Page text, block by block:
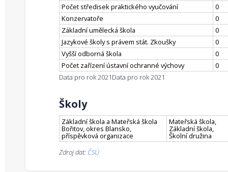
Počet středisek praktického vyučování
0
Konzervatoře
0
Základní umělecká škola
0
Jazykové školy s právem stát. Zkoušky
0
Vyšší odborná škola
0
Počet zařízení ústavní ochranné výchovy
0
Data pro rok 2021Data pro rok 2021
Školy
Základní škola a Mateřská škola
Bořitov, okres Blansko,
příspěvková organizace
Mateřská škola,
Základní škola,
Školní družina
Zdroj dat: ČSÚ